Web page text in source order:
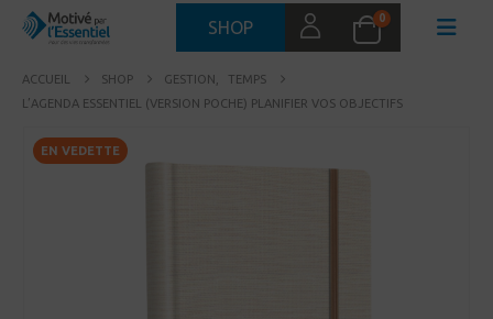
SHOP 0
ACCUEIL SHOP GESTION
TEMPS
L’AGENDA ESSENTIEL (VERSION POCHE) PLANIFIER VOS OBJECTIFS
EN VEDETTE